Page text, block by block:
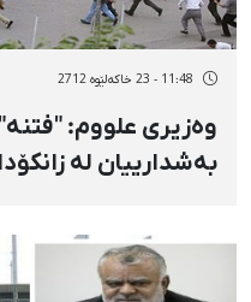
11:48 - 23 خاکەلێوه 2712
وەزیری علووم:
بەشدارییان لە